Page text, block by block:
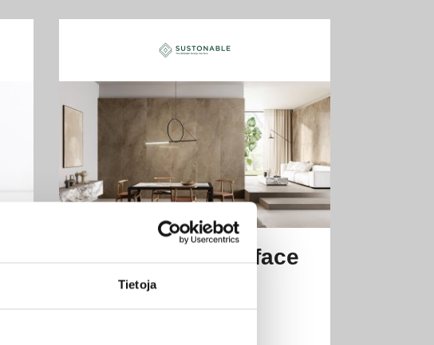
Tietoja
Sustonable surface